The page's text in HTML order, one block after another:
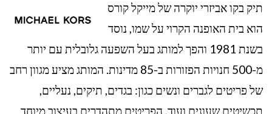
תיק בקו אביזרי יוקרה של מייקל קורס
הוא בית האופנה הקרוי על שמו, נוסד
בשנת 1981 והפך למותג בעל השפעה גלובלית עם יותר
מ-500 חנויות הפזורות ב-85 מדינות. המותג מציע מגוון רחב
של פריטים לגברים ונשים כגון: בגדים, תיקים, נעליים,
תכשיטים שעונים ועוד. הפריטים מתהדרים בעיצוב מיוחד